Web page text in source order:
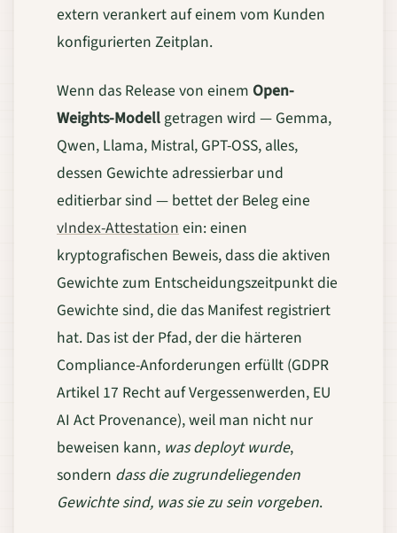
extern verankert auf einem vom Kunden
konfigurierten Zeitplan.
Wenn das Release von einem Open-
Weights-Modell getragen wird — Gemma,
Qwen, Llama, Mistral, GPT-OSS, alles,
dessen Gewichte adressierbar und
editierbar sind — bettet der Beleg eine
vIndex-Attestation ein: einen
kryptografischen Beweis, dass die aktiven
Gewichte zum Entscheidungszeitpunkt die
Gewichte sind, die das Manifest registriert
hat. Das ist der Pfad, der die härteren
Compliance-Anforderungen erfüllt (GDPR
Artikel 17 Recht auf Vergessenwerden, EU
AI Act Provenance), weil man nicht nur
beweisen kann, was deployt wurde,
sondern dass die zugrundeliegenden
Gewichte sind, was sie zu sein vorgeben.